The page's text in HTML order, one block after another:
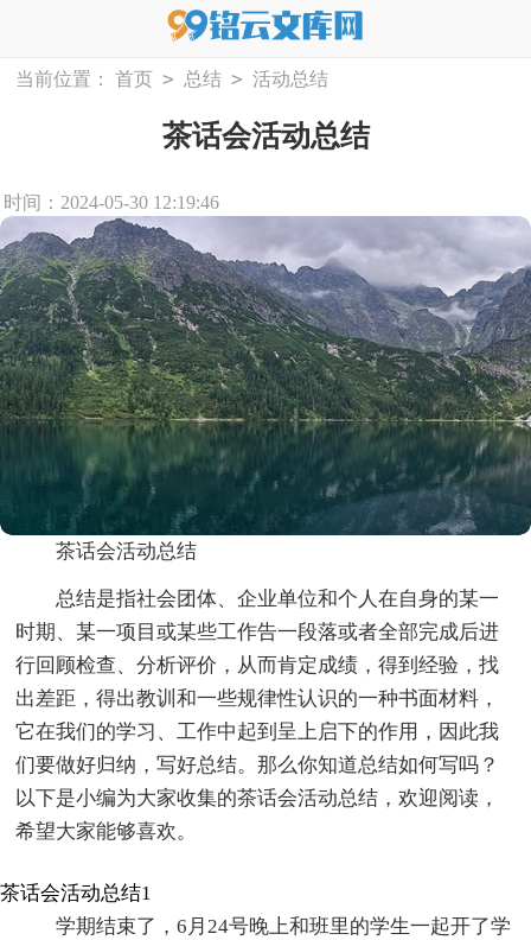
当前位置： 首页 > 总结 > 活动总结
茶话会活动总结
时间：2024-05-30 12:19:46
茶话会活动总结
总结是指社会团体、企业单位和个人在自身的某一
时期、某一项目或某些工作告一段落或者全部完成后进
行回顾检查、分析评价，从而肯定成绩，得到经验，找
出差距，得出教训和一些规律性认识的一种书面材料，
它在我们的学习、工作中起到呈上启下的作用，因此我
们要做好归纳，写好总结。那么你知道总结如何写吗？
以下是小编为大家收集的茶话会活动总结，欢迎阅读，
希望大家能够喜欢。
茶话会活动总结1
学期结束了，6月24号晚上和班里的学生一起开了学